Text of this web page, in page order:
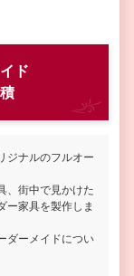
ド
ジナルのフルオー
、街中で見かけた
ー家具を製作しま
ダーメイドについ